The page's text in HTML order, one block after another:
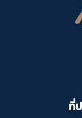
ที่